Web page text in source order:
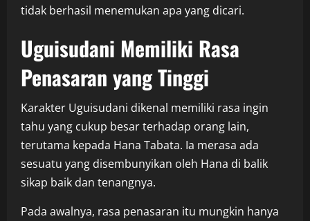
tidak berhasil menemukan apa yang dicari.
Uguisudani Memiliki Rasa
Penasaran yang Tinggi
Karakter Uguisudani dikenal memiliki rasa ingin
tahu yang cukup besar terhadap orang lain,
terutama kepada Hana Tabata. Ia merasa ada
sesuatu yang disembunyikan oleh Hana di balik
sikap baik dan tenangnya.
Pada awalnya, rasa penasaran itu mungkin hanya